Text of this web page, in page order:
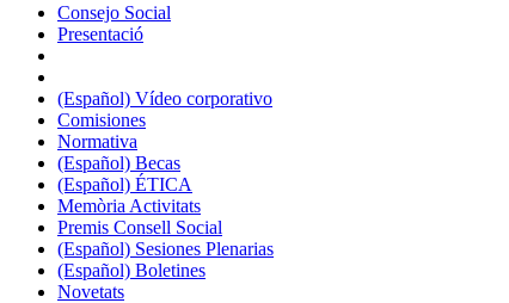
Consejo Social
Presentació
(Español) Vídeo corporativo
Comisiones
Normativa
(Español) Becas
(Español) ÉTICA
Memòria Activitats
Premis Consell Social
(Español) Sesiones Plenarias
(Español) Boletines
Novetats